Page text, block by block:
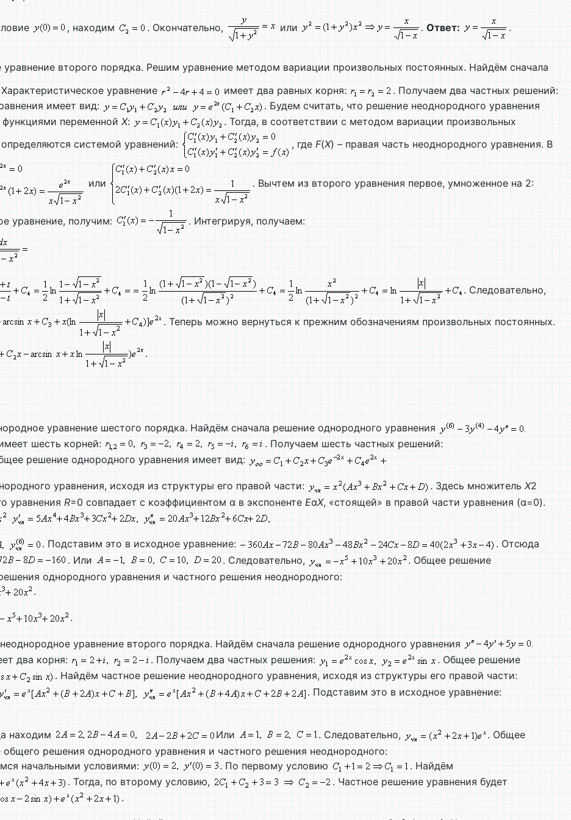
, находим . Окончательно, или . Ответ: .
второго порядка. Решим уравнение методом вариации произвольных постоянных. Найдём сначала
Характеристическое уравнение имеет два равных корня:
. Получаем два частных решений:
имеет вид:
. Будем считать, что решение неоднородного уравнения
функциями переменной Х:
. Тогда, в соответствии с методом вариации произвольных
системой уравнений: , где F(X) – правая часть неоднородного уравнения. В
или . Вычтем из второго уравнения первое, умноженное на 2:
уравнение, получим: . Интегрируя, получаем:
. Следовательно,
. Теперь можно вернуться к прежним обозначениям произвольных постоянных.
.
уравнение шестого порядка. Найдём сначала решение однородного уравнения
шесть корней:
. Получаем шесть частных решений:
решение однородного уравнения имеет вид:
уравнения, исходя из структуры его правой части: . Здесь множитель Х2
уравнения R=0 совпадает с коэффициентом α в экспоненте EαX, «стоящей» в правой части уравнения (α=0).
. Подставим это в исходное уравнение:
. Отсюда
. Или . Следовательно,
. Общее решение
однородного уравнения и частного решения неоднородного:
.
.
уравнение второго порядка. Найдём сначала решение однородного уравнения
два корня: . Получаем два частных решения:
. Общее решение
. Найдём частное решение неоднородного уравнения, исходя из структуры его правой части:
. Подставим это в исходное уравнение:
находим Или . Следовательно,
. Общее
решения однородного уравнения и частного решения неоднородного:
начальными условиями:
. По первому условию
. Найдём
. Тогда, по второму условию,
. Частное решение уравнения будет
.